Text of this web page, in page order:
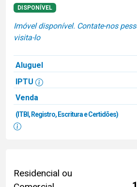
DISPONÍVEL
Imóvel disponível. Contate-nos
visita-lo
Aluguel
IPTU
Venda
(ITBI, Registro, Escritura e Certidões)
Residencial ou